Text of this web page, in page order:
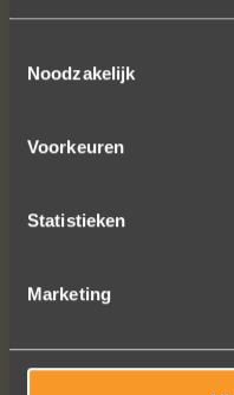
Noodzakelijk
Voorkeuren
Statistieken
Marketing